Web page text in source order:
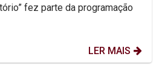
fez parte da programação
LER MAIS